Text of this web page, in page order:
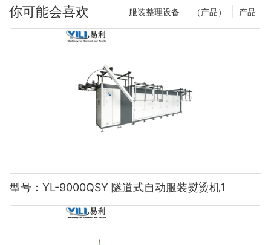
你可能会喜欢 产品
（产品）
服装整理设备
型号：YL-9000QSY 隧道式自动服装熨烫机1